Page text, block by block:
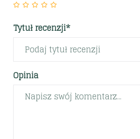
Tytuł recenzji*
Opinia